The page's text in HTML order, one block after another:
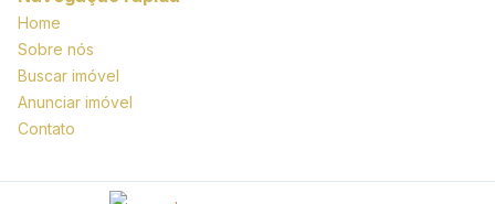
Home
Sobre nós
Buscar imóvel
Anunciar imóvel
Contato